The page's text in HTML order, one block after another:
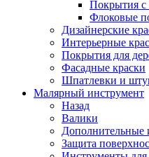
Покрытия с
Флоковые
Дизайнерские
Интерьерные
Покрытия для
Фасадные краски
Шпатлевки и
Малярный инструмент
Назад
Валики
Дополнительные
Защита